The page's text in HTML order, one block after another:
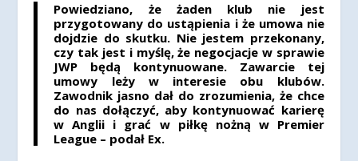
Powiedziano, że żaden klub nie jest
przygotowany do ustąpienia i że umowa nie
dojdzie do skutku. Nie jestem przekonany,
czy tak jest i myślę, że negocjacje w sprawie
JWP będą kontynuowane. Zawarcie tej
umowy leży w interesie obu klubów.
Zawodnik jasno dał do zrozumienia, że ​​chce
do nas dołączyć, aby kontynuować karierę
w Anglii i grać w piłkę nożną w Premier
League – podał Ex.